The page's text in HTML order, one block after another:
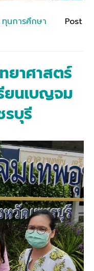
นการศึกษา
Post
ยาศาสตร์
ยนเบญจม
บุรี